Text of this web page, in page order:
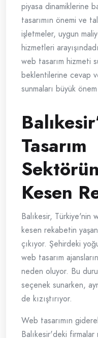
piyasa dinamiklerine
tasarımın önemi ve
işletmeler, uygun
hizmetleri
web tasarım hizmeti
beklentilerine cevap
sunmaları büyük
Tasarım
Kesen
Balıkesir, Türkiye'nin
kesen rekabetin
çıkıyor. Şehirdeki
web tasarım
neden oluyor. Bu
seçenek sunarken,
de kızıştırıyor.
Web tasarımın
Balıkesir'deki firmalar